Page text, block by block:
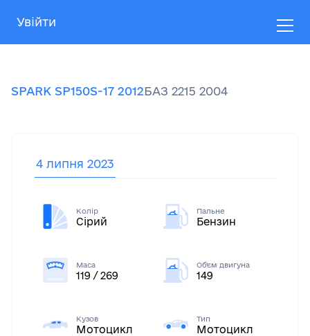
Увійти
SPARK SP150S-17 2012БАЗ 2215 2004
4 липня 2023
Колір
Сірий
Пальне
Бензин
Маса
119 / 269
Об'єм двигуна
149
Кузов
Мотоцикл
Тип
Мотоцикл